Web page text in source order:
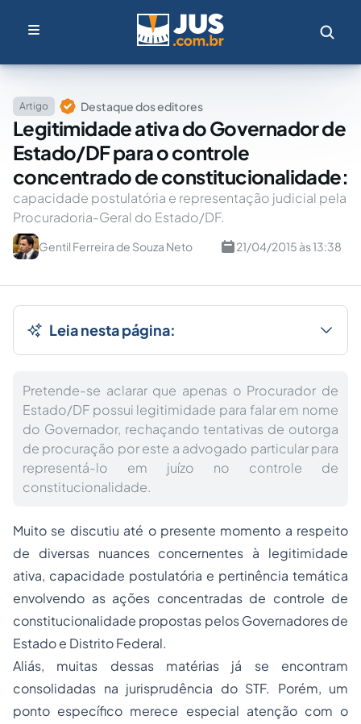
Artigo Destaque dos editores
Legitimidade ativa do Governador de
Estado/DF para o controle
concentrado de constitucionalidade:
capacidade postulatória e representação judicial pela
Procuradoria-Geral do Estado/DF.
Gentil Ferreira de Souza Neto 21/04/2015 às 13:38
Leia nesta página:
Pretende-se aclarar que apenas o Procurador de
Estado/DF possui legitimidade para falar em nome
do Governador, rechaçando tentativas de outorga
de procuração por este a advogado particular para
representá-lo em juízo no controle de
constitucionalidade.
Muito se discutiu até o presente momento a respeito
de diversas nuances concernentes à legitimidade
ativa, capacidade postulatória e pertinência temática
envolvendo as ações concentradas de controle de
constitucionalidade propostas pelos Governadores de
Estado e Distrito Federal.
Aliás, muitas dessas matérias já se encontram
consolidadas na jurisprudência do STF. Porém, um
ponto específico merece especial atenção com o